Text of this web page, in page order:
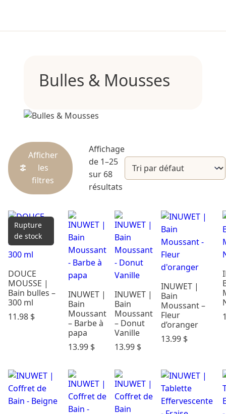
Bulles & Mousses
Afficher
les
filtres
Affichage
de 1–25
sur 68
résultats
Catégories
Cadeaux &
Occasions
Carte
Cadeau
Dodo &
Confort
Éveil & Jeux
Maternité
maison
Repas
Soins &
Rupture
de stock
DOUCE
MOUSSE |
Bain bulles –
300 ml
11.98 $
INUWET |
Bain
Moussant
– Barbe à
papa
13.99 $
INUWET |
Bain
Moussant
– Donut
Vanille
13.99 $
INUWET |
Bain
Moussant –
Fleur
d’oranger
13.99 $